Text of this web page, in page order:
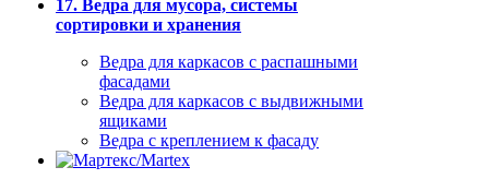
17. Ведра для мусора, системы
сортировки и хранения
Ведра для каркасов с распашными
фасадами
Ведра для каркасов с выдвижными
ящиками
Ведра с креплением к фасаду